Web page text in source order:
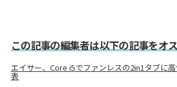
この記事の編集者は以下の記事をオ
エイサー、Core i5でファンレスの2in1タブに
表